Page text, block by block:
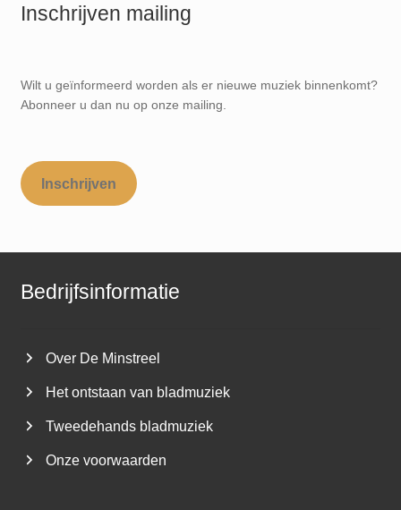
Inschrijven mailing
Wilt u geïnformeerd worden als er nieuwe muziek binnenkomt?
Abonneer u dan nu op onze mailing.
Inschrijven
Bedrijfsinformatie
Over De Minstreel
Het ontstaan van bladmuziek
Tweedehands bladmuziek
Onze voorwaarden